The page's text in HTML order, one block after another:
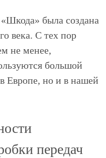
была создана
века. С тех пор
не менее,
большой
Европе, но и в нашей
передач